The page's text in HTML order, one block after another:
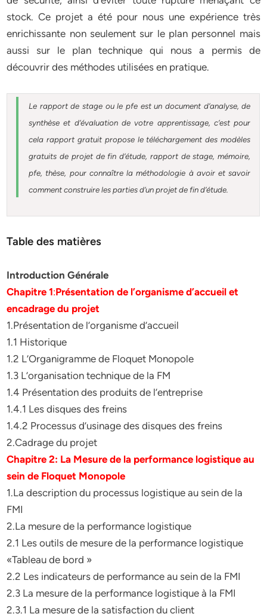
stock. Ce projet a été pour nous une expérience très
enrichissante non seulement sur le plan personnel mais
aussi sur le plan technique qui nous a permis de
découvrir des méthodes utilisées en pratique.
Le rapport de stage ou le pfe est un document d’analyse, de
synthèse et d’évaluation de votre apprentissage, c’est pour
cela rapport gratuit propose le téléchargement des modèles
gratuits de projet de fin d’étude, rapport de stage, mémoire,
pfe, thèse, pour connaître la méthodologie à avoir et savoir
comment construire les parties d’un projet de fin d’étude
Table des matières
Introduction Générale
Chapitre 1:Présentation de l’organisme d’accueil et
encadrage du projet
1.Présentation de l’organisme d’accueil
1.1 Historique
1.2 L’Organigramme de Floquet Monopole
1.3 L’organisation technique de la FM
1.4 Présentation des produits de l’entreprise
1.4.1 Les disques des freins
1.4.2 Processus d’usinage des disques des freins
2.Cadrage du projet
Chapitre 2: La Mesure de la performance logistique au
sein de Floquet Monopole
1.La description du processus logistique au sein de la
FMI
2.La mesure de la performance logistique
2.1 Les outils de mesure de la performance logistique
«Tableau de bord »
2.2 Les indicateurs de performance au sein de la FMI
2.3 La mesure de la performance logistique à la FMI
2.3.1 La mesure de la satisfaction du client